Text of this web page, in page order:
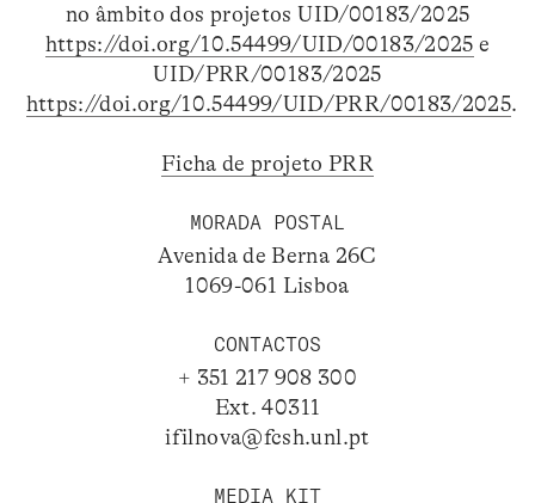
no âmbito dos projetos UID/00183/2025
https://doi.org/10.54499/UID/00183/2025 e
UID/PRR/00183/2025
https://doi.org/10.54499/UID/PRR/00183/2025.
Ficha de projeto PRR
MORADA POSTAL
Avenida de Berna 26C
1069-061 Lisboa
CONTACTOS
+ 351 217 908 300
Ext. 40311
ifilnova@fcsh.unl.pt
MEDIA KIT